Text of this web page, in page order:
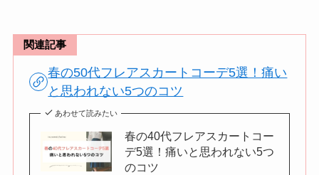
関連記事
春の50代フレアスカートコーデ5選！痛い
と思われない5つのコツ
あわせて読みたい
春の40代フレアスカートコー
デ5選！痛いと思われない5つ
のコツ